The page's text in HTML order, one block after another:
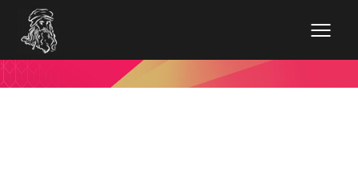
// Variables des champs de la page de news $imageentete
= get_field('image_entete'); ?>